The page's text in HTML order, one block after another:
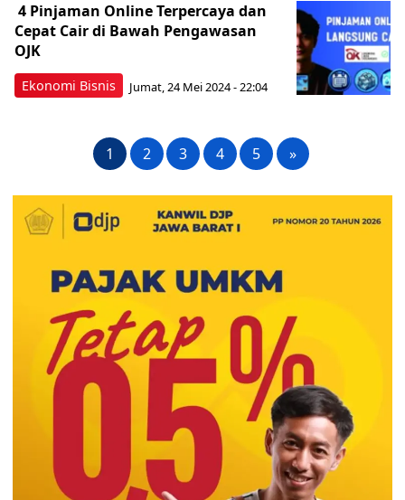
Ekonomi Bisnis
4 Pinjaman Online Terpercaya dan
Cepat Cair di Bawah Pengawasan
OJK
Jumat, 24 Mei 2024 - 22:04
1 2 3 4 5 »